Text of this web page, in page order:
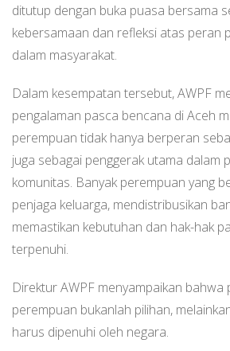
ditutup dengan buka puasa bersama
kebersamaan dan refleksi atas peran
dalam masyarakat.
Dalam kesempatan tersebut, AWPF
pengalaman pasca bencana di Aceh
perempuan tidak hanya berperan
juga sebagai penggerak utama dalam
komunitas. Banyak perempuan yang
penjaga keluarga, mendistribusikan
memastikan kebutuhan dan hak-hak
terpenuhi.
Direktur AWPF menyampaikan bahwa
perempuan bukanlah pilihan,
harus dipenuhi oleh negara.